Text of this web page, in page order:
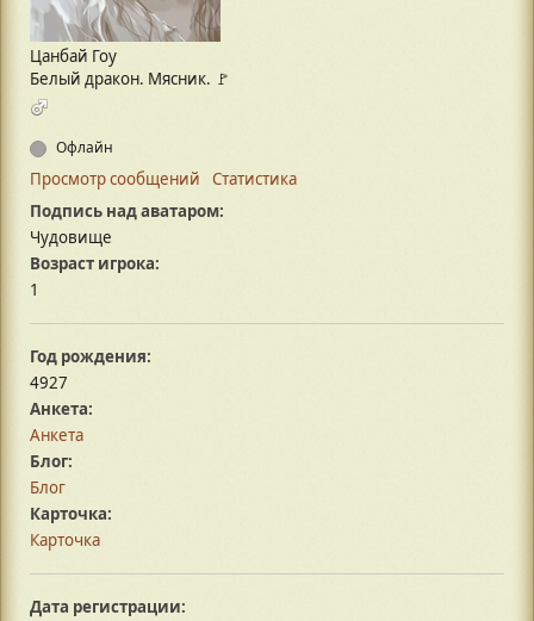
Цанбай Гоу
Белый дракон. Мясник. 🚩
Офлайн
Просмотр сообщений
Статистика
Подпись над аватаром:
Чудовище
Возраст игрока:
1
Год рождения:
4927
Анкета:
Анкета
Блог:
Блог
Карточка:
Карточка
Дата регистрации: